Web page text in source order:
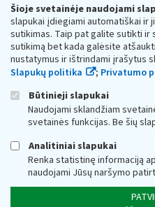
Šioje svetainėje naudojami
slapukai įdiegiami automatiškai ir
sutikimas. Taip pat galite sutikti ir
sutikimą bet kada galėsite
nustatymus ir ištrindami įrašytus
Slapukų politika
; Privatumo
Būtinieji slapukai
Naudojami sklandžiam
svetainės funkcijas. Be šių
Analitiniai slapukai
Renka statistinę informaciją
naudojami Jūsų naršymo
Respublikos finansų
Biudžetinė įstaiga. Juridinio
adresas: Vasario 16-osios g. 14,
vmi@vmi.lt, E. pristatymo dėžutės
Duomenys apie Valstybinę
Respublikos finansų ministerijos